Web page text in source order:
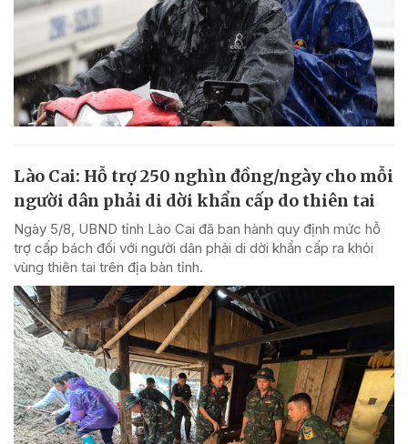
Lào Cai: Hỗ trợ 250 nghìn đồng/ngày cho mỗi
người dân phải di dời khẩn cấp do thiên tai
Ngày 5/8, UBND tỉnh Lào Cai đã ban hành quy định mức hỗ
trợ cấp bách đối với người dân phải di dời khẩn cấp ra khỏi
vùng thiên tai trên địa bàn tỉnh.